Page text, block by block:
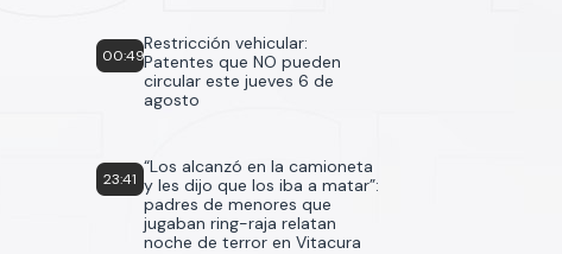
00:49
Restricción vehicular:
Patentes que NO pueden
circular este jueves 6 de
agosto
23:41
“Los alcanzó en la camioneta
y les dijo que los iba a matar”:
padres de menores que
jugaban ring-raja relatan
noche de terror en Vitacura